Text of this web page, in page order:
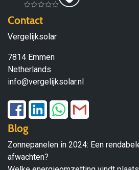
Contact
Vergelijksolar
7814 Emmen
Netherlands
info@vergelijksolar.nl
Blog
Zonnepanelen in 2024: Een
afwachten?